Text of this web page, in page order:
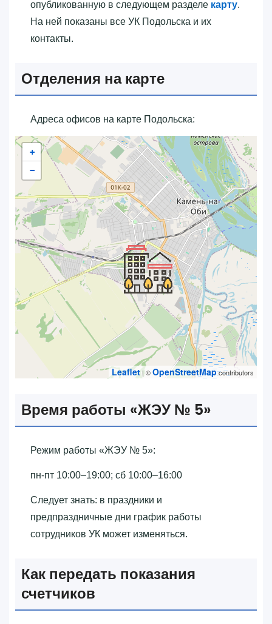
опубликованную в следующем разделе карту.
На ней показаны все УК Подольска и их
контакты.
Отделения на карте
Адреса офисов на карте Подольска:
+
−
Leaflet | ©OpenStreetMapcontributors
Время работы «‎ЖЭУ № 5»‎
Режим работы «‎ЖЭУ № 5»‎:
пн-пт 10:00–19:00; сб 10:00–16:00
Следует знать: в праздники и
предпраздничные дни график работы
сотрудников УК может изменяться.
Как передать показания
счетчиков